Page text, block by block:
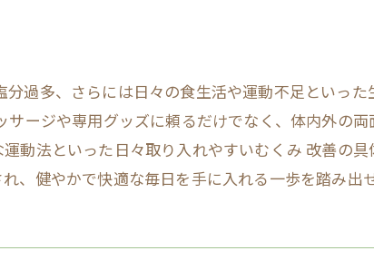
過多、さらには日々の食生活や運動不足といった
ージや専用グッズに頼るだけでなく、体内外の
動法といった日々取り入れやすいむくみ 改善の
、健やかで快適な毎日を手に入れる一歩を踏み出せ